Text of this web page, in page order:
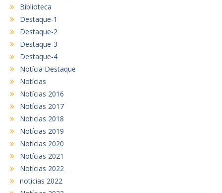
Biblioteca
Destaque-1
Destaque-2
Destaque-3
Destaque-4
Notícia Destaque
Notícias
Notícias 2016
Notícias 2017
Noticias 2018
Notícias 2019
Notícias 2020
Notícias 2021
Notícias 2022
noticias 2022